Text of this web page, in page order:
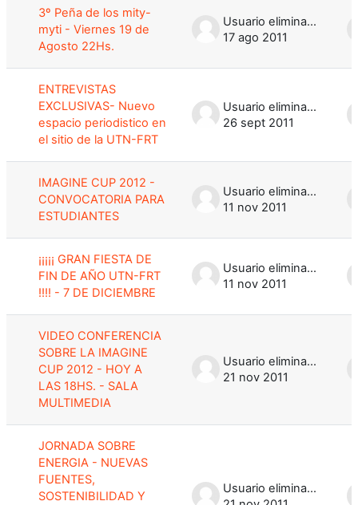
3º Peña de los mity-
myti - Viernes 19 de
Agosto 22Hs.
Usuario eliminado
17 ago 2011
ENTREVISTA​S
EXCLUSIVAS​- Nuevo
espacio periodisti​co en
el sitio de la UTN-FRT
Usuario eliminado
26 sept 2011
IMAGINE CUP 2012 -
CONVOCATORIA PARA
ESTUDIANTES
Usuario eliminado
11 nov 2011
¡¡¡¡¡ GRAN FIESTA DE
FIN DE AÑO UTN-FRT
!!!! - 7 DE DICIEMBRE
Usuario eliminado
11 nov 2011
VIDEO CONFERENCIA
SOBRE LA IMAGINE
CUP 2012 - HOY A
LAS 18HS. - SALA
MULTIMEDIA
Usuario eliminado
21 nov 2011
JORNADA SOBRE
ENERGIA - NUEVAS
FUENTES,
SOSTENIBILIDAD Y
Usuario eliminado